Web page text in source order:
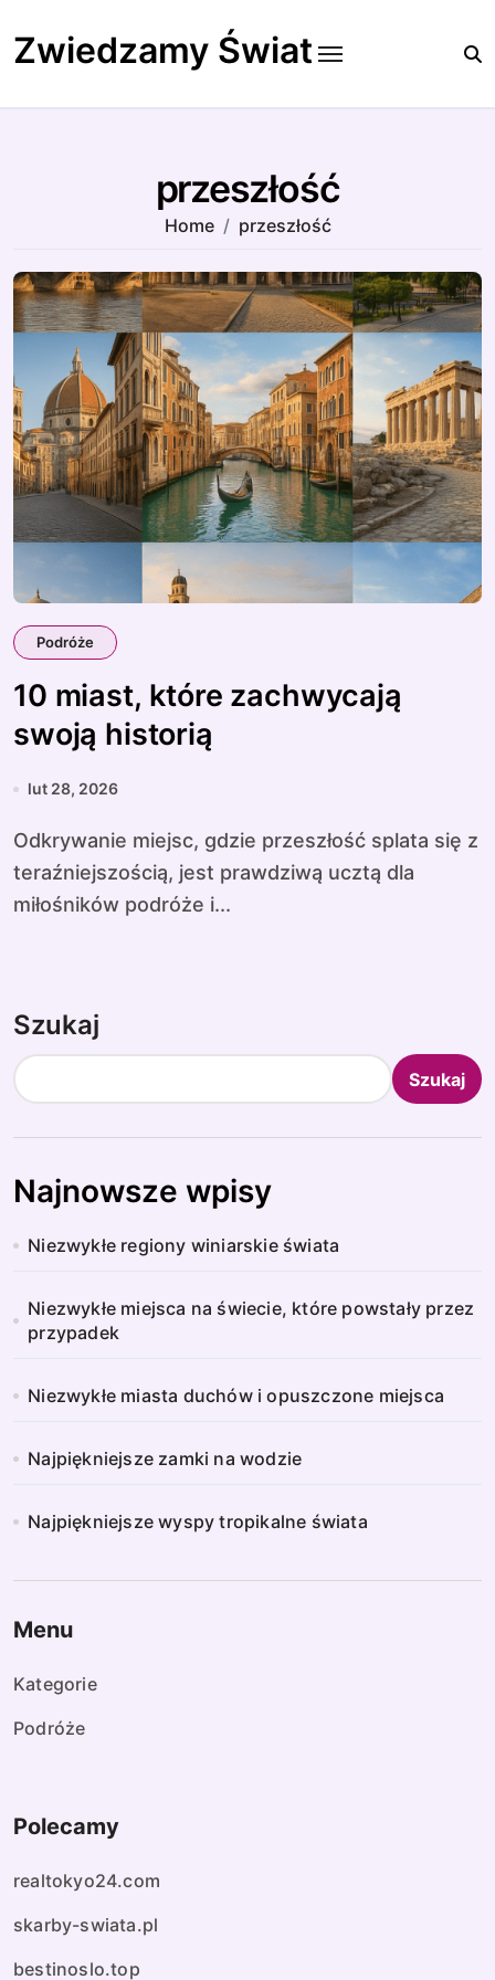
to
content
Zwiedzamy Świat
przeszłość
Home przeszłość
Podróże
10 miast, które zachwycają
swoją historią
lut 28, 2026
Odkrywanie miejsc, gdzie przeszłość splata się z
teraźniejszością, jest prawdziwą ucztą dla
miłośników podróże i...
Szukaj
Szukaj
Najnowsze wpisy
Niezwykłe regiony winiarskie świata
Niezwykłe miejsca na świecie, które powstały przez
przypadek
Niezwykłe miasta duchów i opuszczone miejsca
Najpiękniejsze zamki na wodzie
Najpiękniejsze wyspy tropikalne świata
Menu
Kategorie
Podróże
Polecamy
realtokyo24.com
skarby-swiata.pl
bestinoslo.top